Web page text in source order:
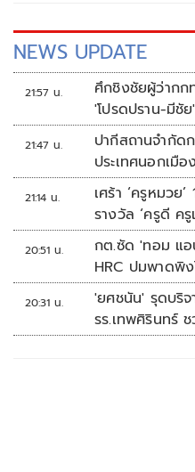
NEWS UPDATE
21:57 น.
ศึกชิงชัยผู้ว่ากก
'โปรดปราน-มี
21:47 น.
ปากีสถานจำกัด
ประเทศนอกเมื
21:14 น.
เศร้า ‘ครูหมวย
รางวัล ‘ครูดี ครู
20:51 น.
กต.ซัด 'ทอม แอ
HRC ปมพาดพิง
20:31 น.
'ยศชนัน' รุดบริจ
รร.เทพศิรินทร์